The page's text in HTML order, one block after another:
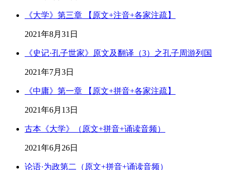
《大学》第三章 【原文+注音+各家注疏】
2021年8月31日
《史记·孔子世家》原文及翻译（3）之孔子周游列国
2021年7月3日
《中庸》第一章 【原文+拼音+各家注疏】
2021年6月13日
古本《大学》（原文+拼音+诵读音频）
2021年6月26日
论语·为政第二（原文+拼音+诵读音频）